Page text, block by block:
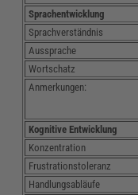
Sprachentwicklung
Sprachverständnis
Aussprache
Wortschatz
Anmerkungen:
Kognitive Entwicklung
Konzentration
Frustrationstoleranz
Handlungsabläufe